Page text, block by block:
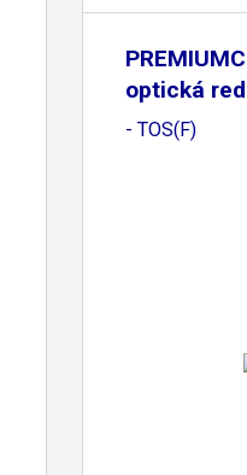
optická
TOS3,5M
- TOS(F)